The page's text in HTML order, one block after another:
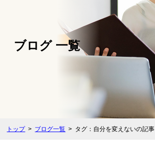
ブログ 一覧
トップ ブログ一覧 タグ：自分を変えないの記事